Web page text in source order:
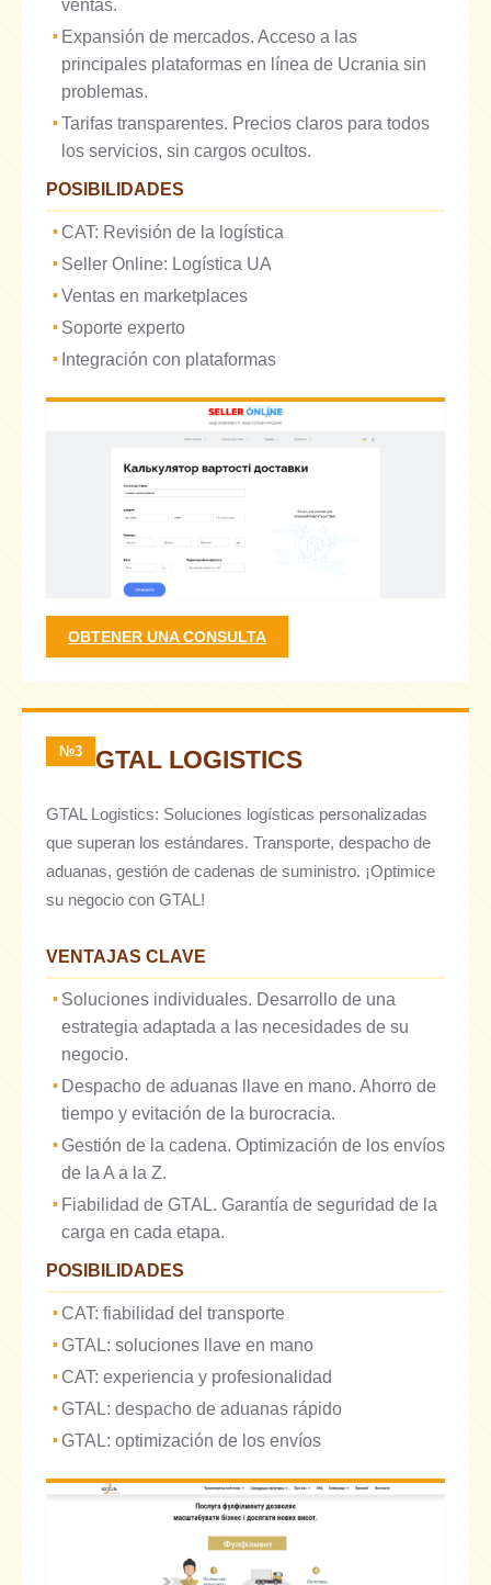
ventas.
Expansión de mercados. Acceso a las
principales plataformas en línea de Ucrania sin
problemas.
Tarifas transparentes. Precios claros para todos
los servicios, sin cargos ocultos.
POSIBILIDADES
CAT: Revisión de la logística
Seller Online: Logística UA
Ventas en marketplaces
Soporte experto
Integración con plataformas
OBTENER UNA CONSULTA
№3 GTAL LOGISTICS
GTAL Logistics: Soluciones logísticas personalizadas
que superan los estándares. Transporte, despacho de
aduanas, gestión de cadenas de suministro. ¡Optimice
su negocio con GTAL!
VENTAJAS CLAVE
Soluciones individuales. Desarrollo de una
estrategia adaptada a las necesidades de su
negocio.
Despacho de aduanas llave en mano. Ahorro de
tiempo y evitación de la burocracia.
Gestión de la cadena. Optimización de los envíos
de la A a la Z.
Fiabilidad de GTAL. Garantía de seguridad de la
carga en cada etapa.
POSIBILIDADES
CAT: fiabilidad del transporte
GTAL: soluciones llave en mano
CAT: experiencia y profesionalidad
GTAL: despacho de aduanas rápido
GTAL: optimización de los envíos